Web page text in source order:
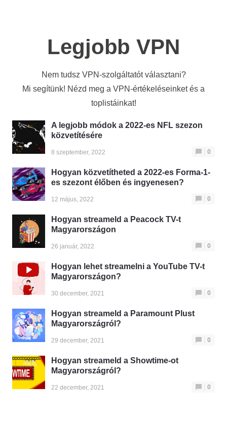
Legjobb VPN
Nem tudsz VPN-szolgáltatót választani?
Mi segítünk! Nézd meg a VPN-értékeléseinket és a
toplistáinkat!
A legjobb módok a 2022-es NFL szezon
közvetítésére
8 szeptember, 2022 0
Hogyan közvetítheted a 2022-es Forma-1-
es szezont élőben és ingyenesen?
12 május, 2022 0
Hogyan streameld a Peacock TV-t
Magyarországon
26 január, 2022 0
Hogyan lehet streamelni a YouTube TV-t
Magyarországon?
30 december, 2021 0
Hogyan streameld a Paramount Plust
Magyarországról?
29 december, 2021 0
Hogyan streameld a Showtime-ot
Magyarországról?
22 december, 2021 0